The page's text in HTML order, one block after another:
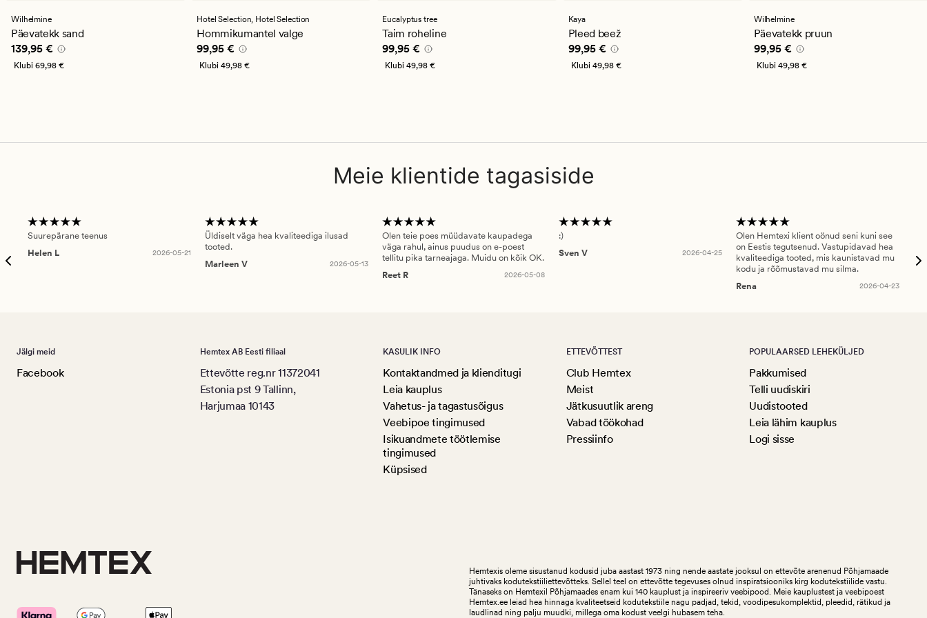
hinnanguga
4.5
Wilhelmine
Päevatekk sand
Pris_ee 139,95 €
139,95 €
Klubi 69,98 €
hinnanguga
4
Hotel Selection, Hotel Selection
Hommikumantel valge
Pris_ee 99,95 €
99,95 €
Klubi49,98 €
hinnanguga
2
Eucalyptus tree
Taim roheline
Pris_ee 99,95 €
99,95 €
Klubi49,98 €
hinnanguga
5
Kaya
Pleed beež
Pris_ee 99,95 €
99,95 €
Klubi 49,98 €
hinnanguga
4.5
Wilhelmine
Päevatekk pruun
Pris_ee 99,95 €
99,95 €
Klubi 49,98 €
Meie klientide tagasiside
Suurepärane teenus
Helen L
2026-05-21
Üldiselt väga hea kvaliteediga ilusad
tooted.
Marleen V
2026-05-13
Olen teie poes müüdavate kaupadega
väga rahul, ainus puudus on e-poest
tellitu pika tarneajaga. Muidu on kõik OK.
Reet R
2026-05-08
:)
Sven V
2026-04-25
Olen Hemtexi klient oönud seni kuni see
on Eestis tegutsenud. Vastupidavad hea
kvaliteediga tooted, mis kaunistavad mu
kodu ja rõõmustavad mu silma.
Rena
2026-04-23
Jälgi meid
Facebook
Hemtex AB Eesti filiaal
Ettevõtte reg.nr 11372041
Estonia pst 9 Tallinn,
Harjumaa 10143
KASULIK INFO
Kontaktandmed ja klienditugi
Leia kauplus
Vahetus- ja tagastusõigus
Veebipoe tingimused
Isikuandmete töötlemise
tingimused
Küpsised
ETTEVÕTTEST
Club Hemtex
Meist
Jätkusuutlik areng
Vabad töökohad
Pressiinfo
POPULAARSED LEHEKÜLJED
Pakkumised
Telli uudiskiri
Uudistooted
Leia lähim kauplus
Logi sisse
Hemtexis oleme sisustanud kodusid juba aastast 1973 ning nende aastate jooksul on ettevõte arenenud Põhjamaade
juhtivaks kodutekstiiliettevõtteks. Sellel teel on ettevõtte tegevuses olnud inspiratsiooniks kirg kodutekstiilide vastu.
Tänaseks on Hemtexil Põhjamaades enam kui 140 kauplust ja inspireeriv veebipood. Meie kauplustest ja veebipoest
Hemtex.ee leiad hea hinnaga kvaliteetseid kodutekstiile nagu padjad, tekid, voodipesukomplektid, pleedid, rätikud ja
laudlinad ning palju muudki, millega oma kodust veelgi hubasem teha.